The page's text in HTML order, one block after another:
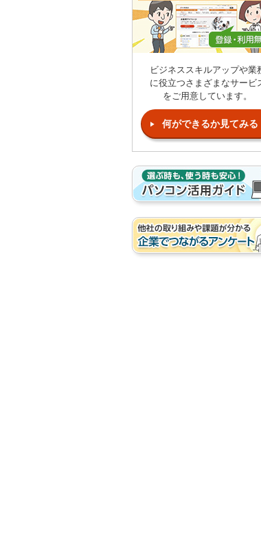
ビジネススキルアップや業
に役立つさまざまなサービ
をご用意しています。
何ができるか見てみる